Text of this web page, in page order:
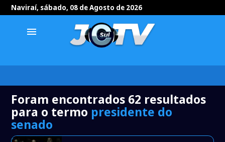
Naviraí, sábado, 08 de Agosto de 2026
menu
Foram encontrados 62 resultados
para o termo presidente do
senado